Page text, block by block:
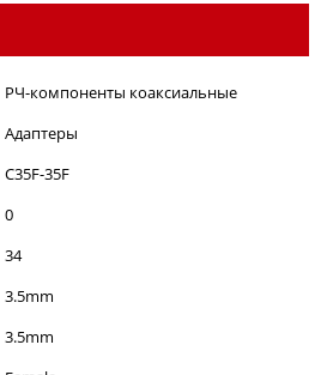
РЧ-компоненты коаксиальные
Адаптеры
C35F-35F
0
34
3.5mm
3.5mm